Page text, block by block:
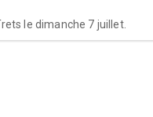
le dimanche 7 juillet.